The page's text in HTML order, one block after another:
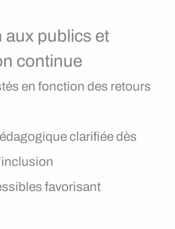
aux publics et
continue
en fonction des retours
clarifiée dès
favorisant